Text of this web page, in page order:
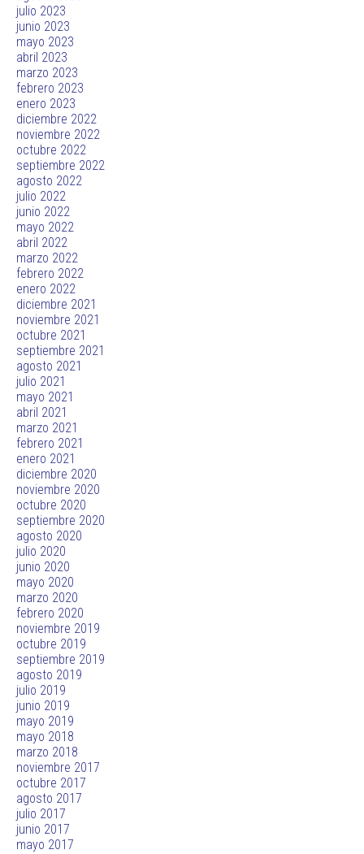
julio 2023
junio 2023
mayo 2023
abril 2023
marzo 2023
febrero 2023
enero 2023
diciembre 2022
noviembre 2022
octubre 2022
septiembre 2022
agosto 2022
julio 2022
junio 2022
mayo 2022
abril 2022
marzo 2022
febrero 2022
enero 2022
diciembre 2021
noviembre 2021
octubre 2021
septiembre 2021
agosto 2021
julio 2021
mayo 2021
abril 2021
marzo 2021
febrero 2021
enero 2021
diciembre 2020
noviembre 2020
octubre 2020
septiembre 2020
agosto 2020
julio 2020
junio 2020
mayo 2020
marzo 2020
febrero 2020
noviembre 2019
octubre 2019
septiembre 2019
agosto 2019
julio 2019
junio 2019
mayo 2019
mayo 2018
marzo 2018
noviembre 2017
octubre 2017
agosto 2017
julio 2017
junio 2017
mayo 2017